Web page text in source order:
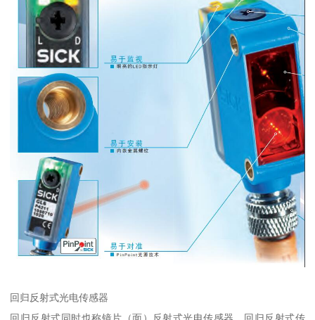
回归反射式光电传感器
回归反射式同时也称镜片（面）反射式光电传感器，回归反射式传